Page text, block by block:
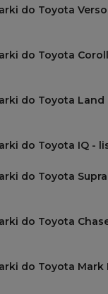
do Toyota
do Toyota
do Toyota Land
do Toyota IQ -
do Toyota
do Toyota
do Toyota Mark